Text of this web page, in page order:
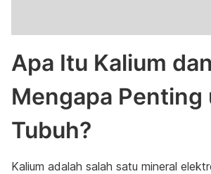
Apa Itu Kalium dan
Mengapa Penting
Tubuh?
Kalium adalah salah satu mineral